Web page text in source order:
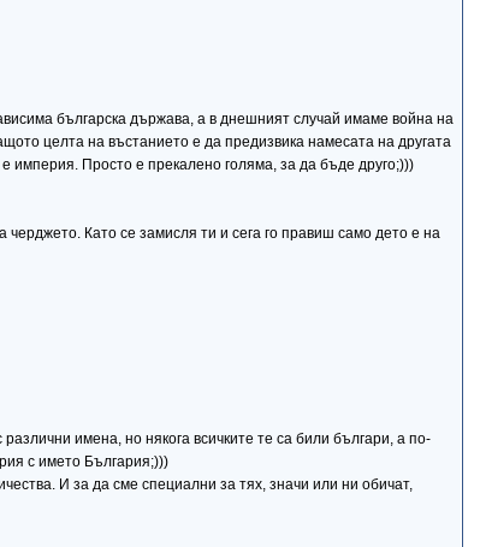
българска държава, а в днешният случай имаме война на
целта на въстанието е да предизвика намесата на другата
империя. Просто е прекалено голяма, за да бъде друго;)))
Като се замисля ти и сега го правиш само дето е на
имена, но някога всичките те са били българи, а по-
с името България;)))
И за да сме специални за тях, значи или ни обичат,